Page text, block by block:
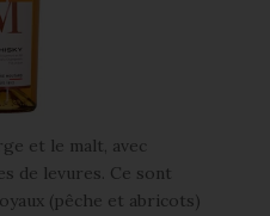
et le malt, avec
de levures. Ce sont
(pêche et abricots)